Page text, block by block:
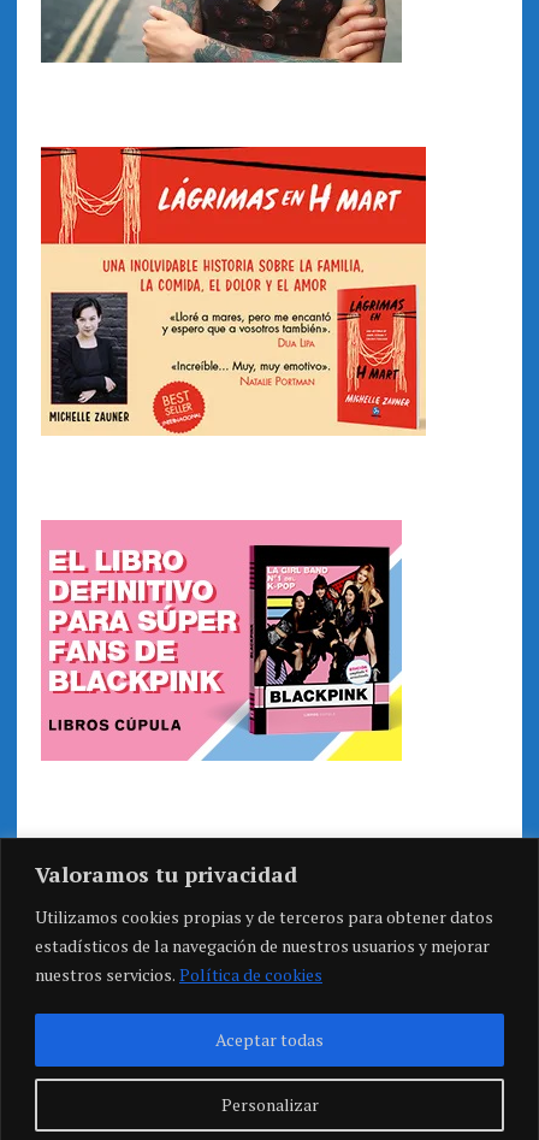
Valoramos tu privacidad
Utilizamos cookies propias y de terceros para obtener datos
estadísticos de la navegación de nuestros usuarios y mejorar
nuestros servicios. Política de cookies
Personalizar
Aceptar todas